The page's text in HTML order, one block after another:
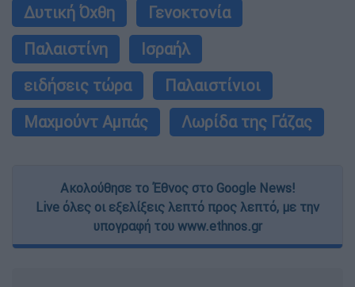
Δυτική Όχθη
Γενοκτονία
Παλαιστίνη
Ισραήλ
ειδήσεις τώρα
Παλαιστίνιοι
Μαχμούντ Αμπάς
Λωρίδα της Γάζας
Ακολούθησε το Έθνος στο Google News!
Live όλες οι εξελίξεις λεπτό προς λεπτό, με την
υπογραφή του www.ethnos.gr